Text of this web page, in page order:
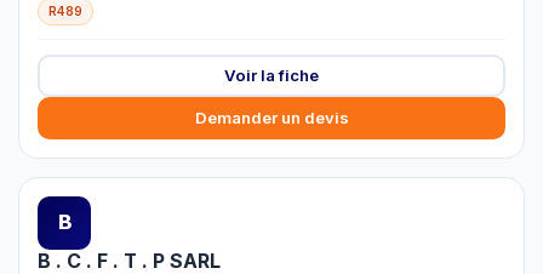
R489
Voir la fiche
Demander un devis
B
B . C . F . T . P SARL